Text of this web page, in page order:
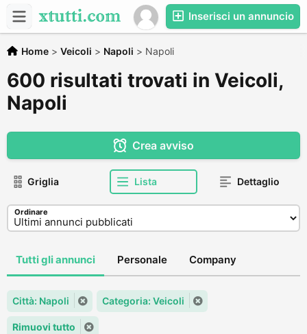
Inserisci un annuncio
Home > Veicoli > Napoli > Napoli
600 risultati trovati in Veicoli,
Napoli
Crea avviso
Griglia Lista Dettaglio
Ordinare
Tutti gli annunci Personale Company
Città: Napoli Categoria: Veicoli
Rimuovi tutto